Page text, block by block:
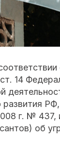
14
г. № 437,
об